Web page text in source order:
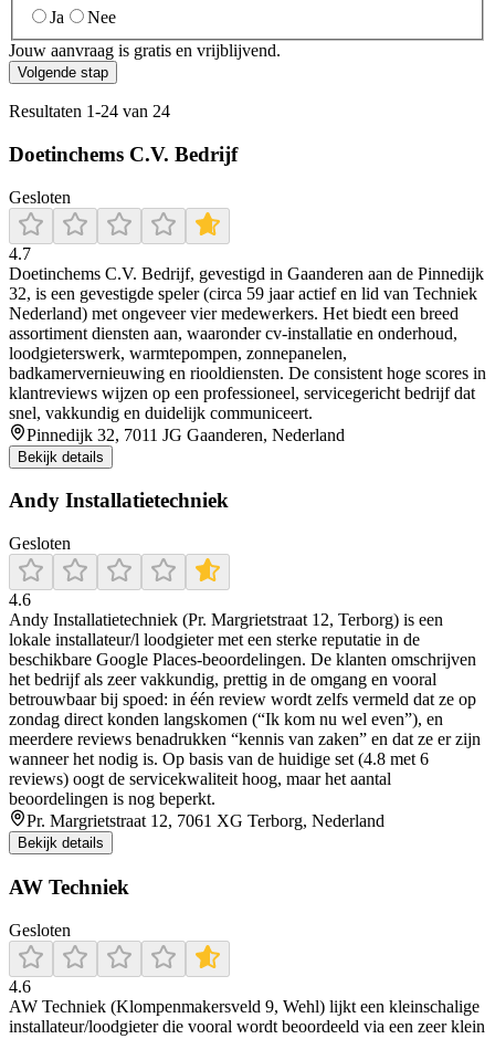
Ja
Nee
Jouw aanvraag is gratis en vrijblijvend.
Volgende stap
Resultaten 1-24 van 24
Doetinchems C.V. Bedrijf
Gesloten
4.7
Doetinchems C.V. Bedrijf, gevestigd in Gaanderen aan de Pinnedijk
32, is een gevestigde speler (circa 59 jaar actief en lid van Techniek
Nederland) met ongeveer vier medewerkers. Het biedt een breed
assortiment diensten aan, waaronder cv-installatie en onderhoud,
loodgieterswerk, warmtepompen, zonnepanelen,
badkamervernieuwing en riooldiensten. De consistent hoge scores in
klantreviews wijzen op een professioneel, servicegericht bedrijf dat
snel, vakkundig en duidelijk communiceert.
Pinnedijk 32, 7011 JG Gaanderen, Nederland
Bekijk details
Andy Installatietechniek
Gesloten
4.6
Andy Installatietechniek (Pr. Margrietstraat 12, Terborg) is een
lokale installateur/l loodgieter met een sterke reputatie in de
beschikbare Google Places-beoordelingen. De klanten omschrijven
het bedrijf als zeer vakkundig, prettig in de omgang en vooral
betrouwbaar bij spoed: in één review wordt zelfs vermeld dat ze op
zondag direct konden langskomen (“Ik kom nu wel even”), en
meerdere reviews benadrukken “kennis van zaken” en dat ze er zijn
wanneer het nodig is. Op basis van de huidige set (4.8 met 6
reviews) oogt de servicekwaliteit hoog, maar het aantal
beoordelingen is nog beperkt.
Pr. Margrietstraat 12, 7061 XG Terborg, Nederland
Bekijk details
AW Techniek
Gesloten
4.6
AW Techniek (Klompenmakersveld 9, Wehl) lijkt een kleinschalige
installateur/loodgieter die vooral wordt beoordeeld via een zeer klein